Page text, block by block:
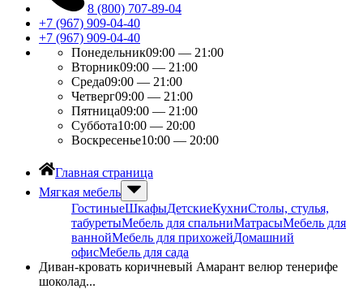
8 (800) 707-89-04
+7 (967) 909-04-40
+7 (967) 909-04-40
Понедельник09:00 — 21:00
Вторник09:00 — 21:00
Среда09:00 — 21:00
Четверг09:00 — 21:00
Пятница09:00 — 21:00
Суббота10:00 — 20:00
Воскресенье10:00 — 20:00
Главная страница
Мягкая мебель
ГостиныеШкафыДетскиеКухниСтолы, стулья,
табуретыМебель для спальниМатрасыМебель для
ваннойМебель для прихожейДомашний
офисМебель для сада
Диван-кровать коричневый Амарант велюр тенерифе
шоколад...